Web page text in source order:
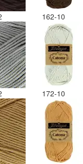
162-10
172-10